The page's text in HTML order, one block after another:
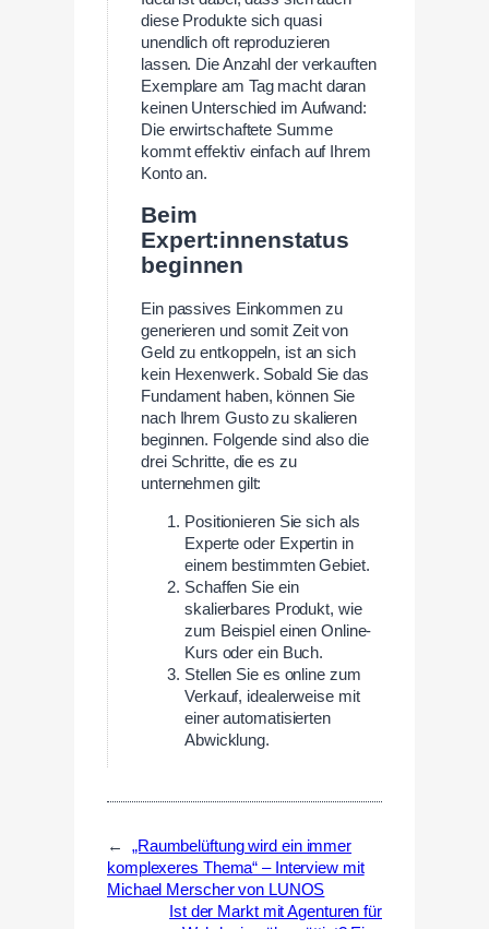
diese Produkte sich quasi
unendlich oft reproduzieren
lassen. Die Anzahl der verkauften
Exemplare am Tag macht daran
keinen Unterschied im Aufwand:
Die erwirtschaftete Summe
kommt effektiv einfach auf Ihrem
Konto an.
Beim
Expert:innenstatus
beginnen
Ein passives Einkommen zu
generieren und somit Zeit von
Geld zu entkoppeln, ist an sich
kein Hexenwerk. Sobald Sie das
Fundament haben, können Sie
nach Ihrem Gusto zu skalieren
beginnen. Folgende sind also die
drei Schritte, die es zu
unternehmen gilt:
Positionieren Sie sich als
Experte oder Expertin in
einem bestimmten Gebiet.
Schaffen Sie ein
skalierbares Produkt, wie
zum Beispiel einen Online-
Kurs oder ein Buch.
Stellen Sie es online zum
Verkauf, idealerweise mit
einer automatisierten
Abwicklung.
←
„Raumbelüftung wird ein immer
komplexeres Thema“ – Interview mit
Michael Merscher von LUNOS
Ist der Markt mit Agenturen für